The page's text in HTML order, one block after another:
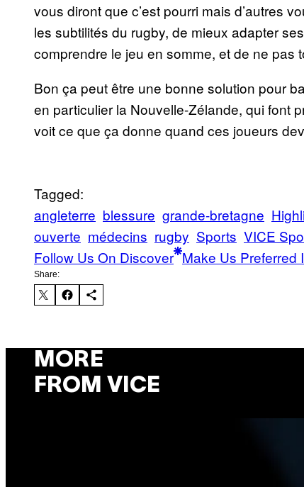
vous diront que c’est pourri mais d’autres
les subtilités du rugby, de mieux adapter
comprendre le jeu en somme, et de ne pas
Bon ça peut être une bonne solution pour
en particulier la Nouvelle-Zélande, qui font
voit ce que ça donne quand ces joueurs
Tagged:
angleterre blessure grande-bretagne
ouverte médecins rugby Sports VICE
Follow Us On Discover Make Us Preferred
Share:
MORE
FROM VICE